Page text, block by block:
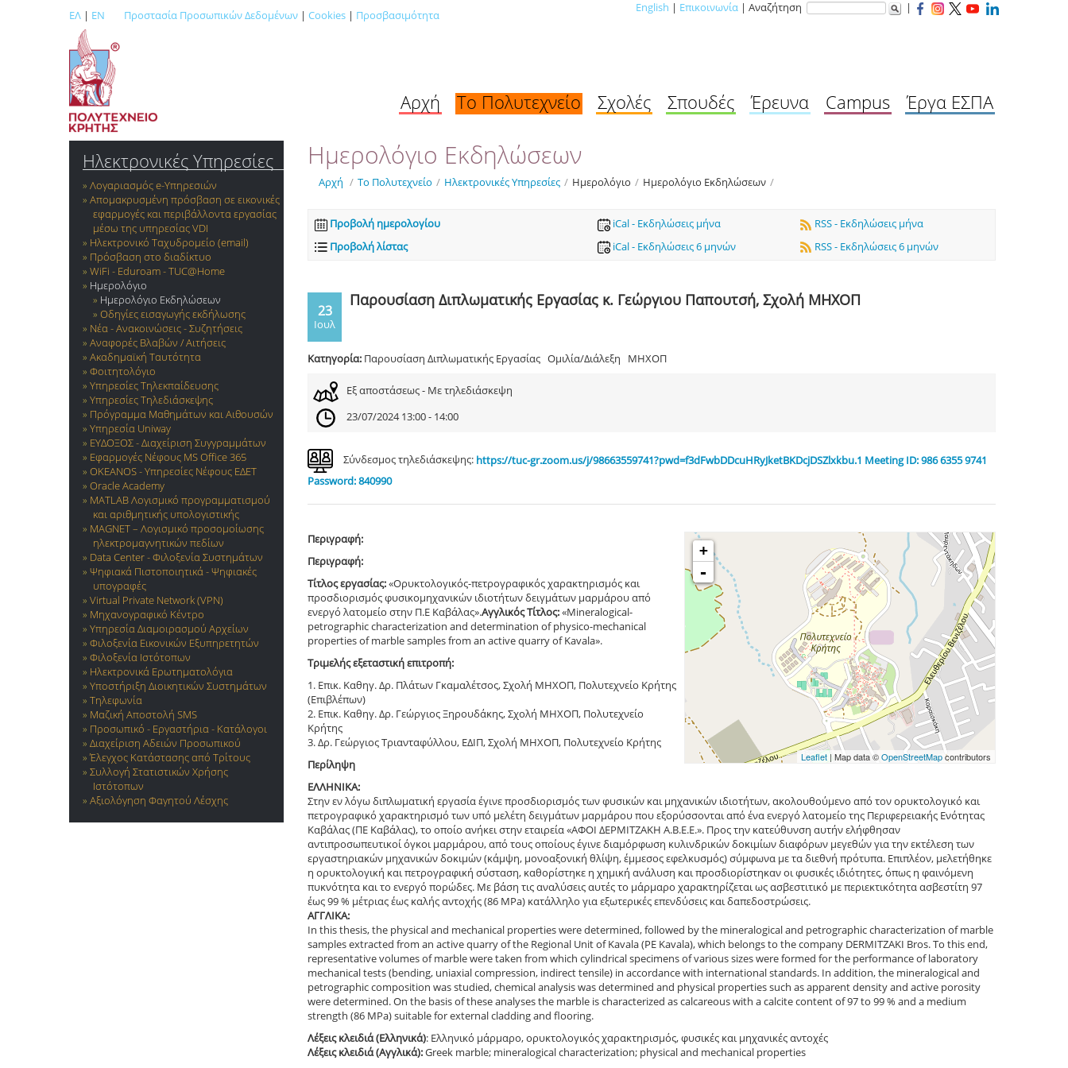
ΕΛ | EN Προστασία Προσωπικών Δεδομένων | Cookies | Προσβασιμότητα
English | Επικοινωνία | Αναζήτηση |
Αρχή Το Πολυτεχνείο Σχολές Σπουδές Έρευνα Campus Έργα ΕΣΠΑ
Ηλεκτρονικές Υπηρεσίες
Λογαριασμός e-Yπηρεσιών
Απομακρυσμένη πρόσβαση σε εικονικές
εφαρμογές και περιβάλλοντα εργασίας
μέσω της υπηρεσίας VDI
Ηλεκτρονικό Ταχυδρομείο (email)
Πρόσβαση στο διαδίκτυο
WiFi - Eduroam - TUC@Home
Ημερολόγιο
Ημερολόγιο Εκδηλώσεων
Οδηγίες εισαγωγής εκδήλωσης
Νέα - Ανακοινώσεις - Συζητήσεις
Αναφορές Βλαβών / Αιτήσεις
Ακαδημαϊκή Ταυτότητα
Φοιτητολόγιο
Υπηρεσίες Τηλεκπαίδευσης
Υπηρεσίες Τηλεδιάσκεψης
Πρόγραμμα Μαθημάτων και Αιθουσών
Υπηρεσία Uniway
ΕΥΔΟΞΟΣ - Διαχείριση Συγγραμμάτων
Εφαρμογές Νέφους MS Office 365
OKEANOS - Υπηρεσίες Νέφους ΕΔΕΤ
Oracle Academy
MATLAB Λογισμικό προγραμματισμού
και αριθμητικής υπολογιστικής
MAGNET – Λογισμικό προσομοίωσης
ηλεκτρομαγνητικών πεδίων
Data Center - Φιλοξενία Συστημάτων
Ψηφιακά Πιστοποιητικά - Ψηφιακές
υπογραφές
Virtual Private Network (VPN)
Μηχανογραφικό Κέντρο
Υπηρεσία Διαμοιρασμού Αρχείων
Φιλοξενία Εικονικών Εξυπηρετητών
Φιλοξενία Ιστότοπων
Ηλεκτρονικά Ερωτηματολόγια
Υποστήριξη Διοικητικών Συστημάτων
Τηλεφωνία
Μαζική Αποστολή SMS
Προσωπικό - Εργαστήρια - Κατάλογοι
Διαχείριση Αδειών Προσωπικού
Έλεγχος Κατάστασης από Τρίτους
Συλλογή Στατιστικών Χρήσης
Ιστότοπων
Αξιολόγηση Φαγητού Λέσχης
Ημερολόγιο Εκδηλώσεων
Αρχή / Το Πολυτεχνείο / Ηλεκτρονικές Υπηρεσίες / Ημερολόγιο / Ημερολόγιο Εκδηλώσεων /
Προβολή ημερολογίου
Προβολή λίστας
iCal - Εκδηλώσεις μήνα
iCal - Εκδηλώσεις 6 μηνών
RSS - Εκδηλώσεις μήνα
RSS - Εκδηλώσεις 6 μηνών
23
Ιουλ
Παρουσίαση Διπλωματικής Εργασίας κ. Γεώργιου Παπουτσή, Σχολή ΜΗΧΟΠ
Κατηγορία: Παρουσίαση Διπλωματικής Εργασίας Ομιλία/Διάλεξη ΜΗΧΟΠ
Εξ αποστάσεως - Με τηλεδιάσκεψη
23/07/2024 13:00 - 14:00
Σύνδεσμος τηλεδιάσκεψης: https://tuc-gr.zoom.us/j/98663559741?pwd=f3dFwbDDcuHRyJketBKDcjDSZlxkbu.1 Meeting ID: 986 6355 9741
Password: 840990
+
-
Leaflet| Map data ©OpenStreetMapcontributors
Περιγραφή:
Περιγραφή:
Τίτλος εργασίας:«Ορυκτολογικός-πετρογραφικός χαρακτηρισμός και
προσδιορισμός φυσικομηχανικών ιδιοτήτων δειγμάτων μαρμάρου από
ενεργό λατομείο στην Π.Ε Καβάλας».Αγγλικός Τίτλος:«Mineralogical-
petrographic characterization and determination of physico-mechanical
properties of marble samples from an active quarry of Kavala».
Τριμελής εξεταστική επιτροπή:
1. Επικ. Καθηγ. Δρ. Πλάτων Γκαμαλέτσος, Σχολή ΜΗΧΟΠ, Πολυτεχνείο Κρήτης
(Επιβλέπων)
2. Επικ. Καθηγ. Δρ. Γεώργιος Ξηρουδάκης, Σχολή ΜΗΧΟΠ, Πολυτεχνείο
Κρήτης
3. Δρ. Γεώργιος Τριανταφύλλου, ΕΔΙΠ, Σχολή ΜΗΧΟΠ, Πολυτεχνείο Κρήτης
Περίληψη
ΕΛΛΗΝΙΚΑ:
Στην εν λόγω διπλωματική εργασία έγινε προσδιορισμός των φυσικών και μηχανικών ιδιοτήτων, ακολουθούμενο από τον ορυκτολογικό και
πετρογραφικό χαρακτηρισμό των υπό μελέτη δειγμάτων μαρμάρου που εξορύσσονται από ένα ενεργό λατομείο της Περιφερειακής Ενότητας
Καβάλας (ΠΕ Καβάλας), το οποίο ανήκει στην εταιρεία «ΑΦΟΙ ΔΕΡΜΙΤΖΑΚΗ Α.Β.Ε.Ε.». Προς την κατεύθυνση αυτήν ελήφθησαν
αντιπροσωπευτικοί όγκοι μαρμάρου, από τους οποίους έγινε διαμόρφωση κυλινδρικών δοκιμίων διαφόρων μεγεθών για την εκτέλεση των
εργαστηριακών μηχανικών δοκιμών (κάμψη, μονοαξονική θλίψη, έμμεσος εφελκυσμός) σύμφωνα με τα διεθνή πρότυπα. Επιπλέον, μελετήθηκε
η ορυκτολογική και πετρογραφική σύσταση, καθορίστηκε η χημική ανάλυση και προσδιορίστηκαν οι φυσικές ιδιότητες, όπως η φαινόμενη
πυκνότητα και το ενεργό πορώδες. Με βάση τις αναλύσεις αυτές το μάρμαρο χαρακτηρίζεται ως ασβεστιτικό με περιεκτικότητα ασβεστίτη 97
έως 99 % μέτριας έως καλής αντοχής (86 MPa) κατάλληλο για εξωτερικές επενδύσεις και δαπεδοστρώσεις.
ΑΓΓΛΙΚΑ:
In this thesis, the physical and mechanical properties were determined, followed by the mineralogical and petrographic characterization of marble
samples extracted from an active quarry of the Regional Unit of Kavala (PE Kavala), which belongs to the company DERMITZAKI Bros. To this end,
representative volumes of marble were taken from which cylindrical specimens of various sizes were formed for the performance of laboratory
mechanical tests (bending, uniaxial compression, indirect tensile) in accordance with international standards. In addition, the mineralogical and
petrographic composition was studied, chemical analysis was determined and physical properties such as apparent density and active porosity
were determined. On the basis of these analyses the marble is characterized as calcareous with a calcite content of 97 to 99 % and a medium
strength (86 MPa) suitable for external cladding and flooring.
Λέξεις κλειδιά (Ελληνικά): Ελληνικό μάρμαρο, ορυκτολογικός χαρακτηρισμός, φυσικές και μηχανικές αντοχές
Λέξεις κλειδιά (Αγγλικά):Greek marble; mineralogical characterization; physical and mechanical properties